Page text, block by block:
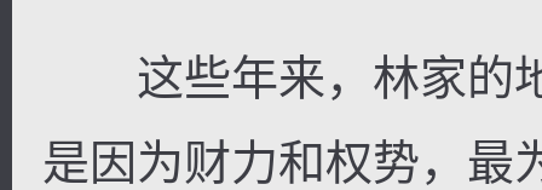
这些年来，林家的
是因为财力和权势，最